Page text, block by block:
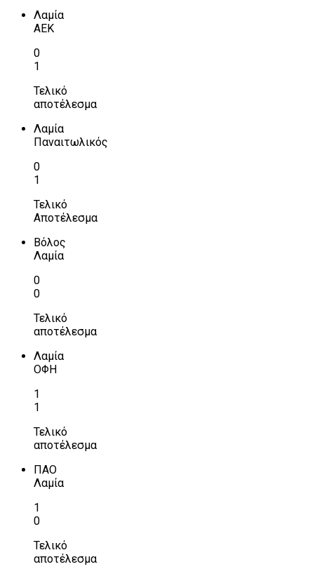
Λαμία
ΑΕΚ
0
1
Τελικό
αποτέλεσμα
Λαμία
Παναιτωλικός
0
1
Τελικό
Αποτέλεσμα
Βόλος
Λαμία
0
0
Τελικό
αποτέλεσμα
Λαμία
ΟΦΗ
1
1
Τελικό
αποτέλεσμα
ΠΑΟ
Λαμία
1
0
Τελικό
αποτέλεσμα